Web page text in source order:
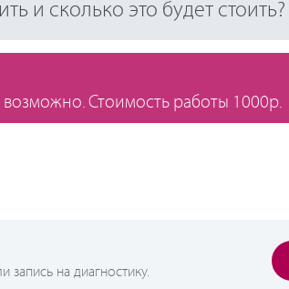
и сколько это будет стоить?
Стоимость работы 1000р.
на диагностику.